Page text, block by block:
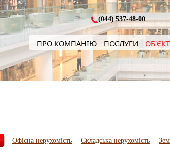
(044) 537-48-00
ПРО КОМПАНІЮ ПОСЛУГИ
Офісна нерухомість Складська нерухомість